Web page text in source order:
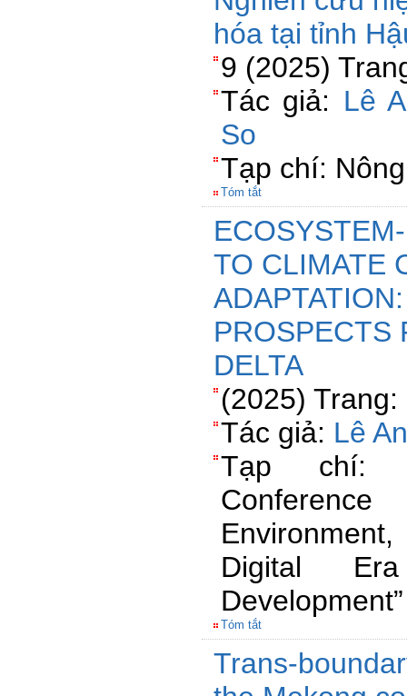
hóa tại tỉnh
9 (2025)
Tác giả: Lê
So
Tạp chí:
Tóm tắt
TO CLIMATE
PROSPECTS
DELTA
(2025)
Tác giả: Lê
Tạp chí:
Digital
Development”
Tóm tắt
Trans-